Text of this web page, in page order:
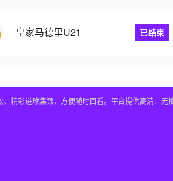
皇家马德里U21 已结束
精彩进球集锦，方便随时回看。平台提供高清、